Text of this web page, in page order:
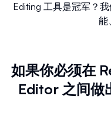
Editing 工具是冠军？
能
如果你必须在
Editor 之间做